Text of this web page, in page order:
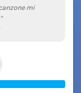
mi